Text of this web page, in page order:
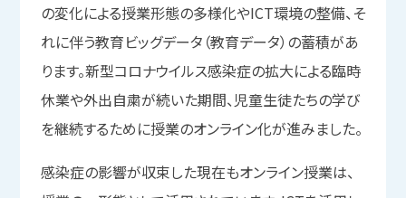
の変化による授業形態の多様化やICT環境の整備、そ
れに伴う教育ビッグデータ（教育データ）の蓄積があ
ります。新型コロナウイルス感染症の拡大による臨時
休業や外出自粛が続いた期間、児童生徒たちの学び
を継続するために授業のオンライン化が進みました。
感染症の影響が収束した現在もオンライン授業は、